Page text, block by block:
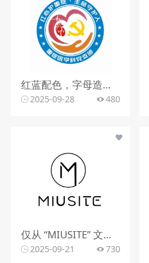
红蓝配色，字母造型，文字组合
2025-09-28 480
仅从 “MIUSITE” 文字和字母 “M” 的图形标识，难以精准判断行业。
2025-09-21 730